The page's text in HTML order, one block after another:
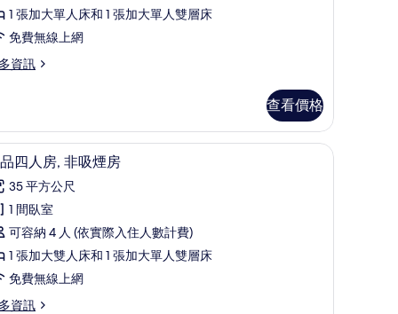
1 張加大單人床和 1 張加大單人雙層床
免費無線上網
資訊
查看價格
桌、筆電工作空間、隔音 極品四人房, 非吸煙房 | 客房內保險箱、書桌
8 四人房, 非吸煙房
35 平方公尺
1 間臥室
可容納 4 人 (依實際入住人數計費)
1 張加大雙人床和 1 張加大單人雙層床
免費無線上網
資訊